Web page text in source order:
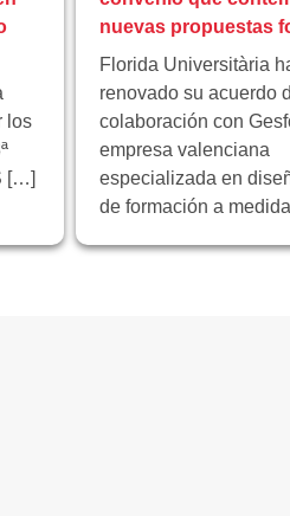
los
[…]
nuevas propuestas
Florida Universitària
renovado su acuerdo
colaboración con
empresa valenciana
especializada en
de formación a